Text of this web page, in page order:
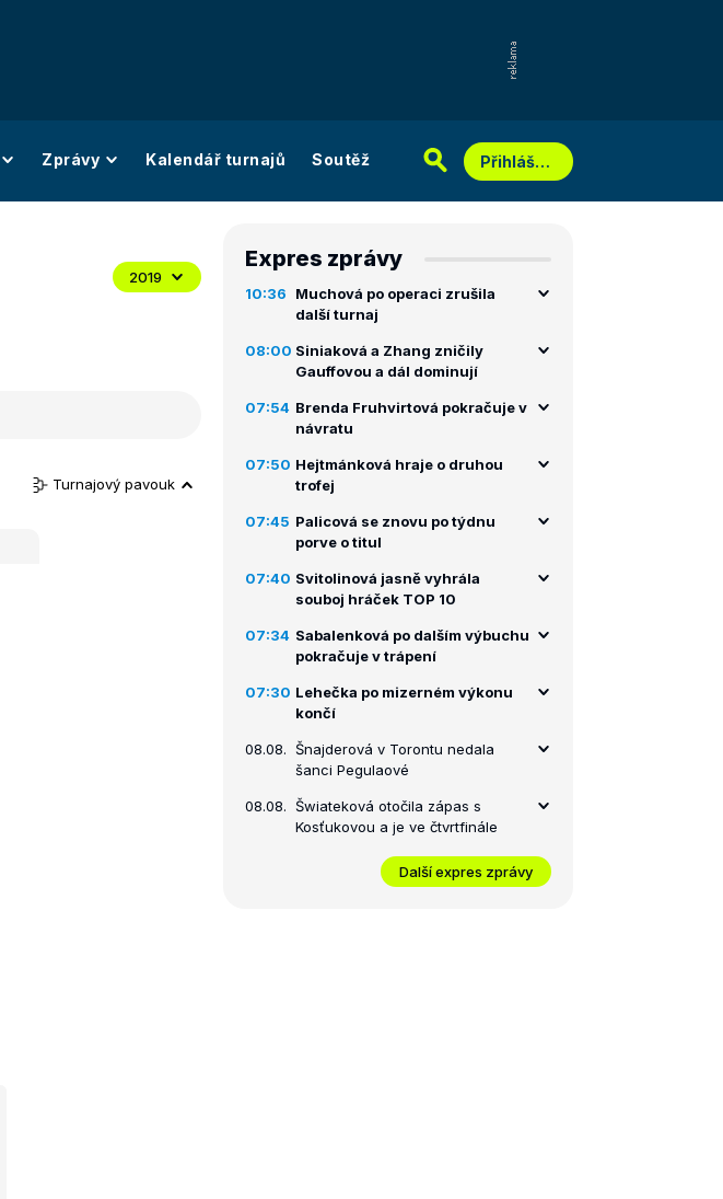
Zprávy Kalendář turnajů Soutěž Přihlášení
2019
Turnajový pavouk
Expres zprávy
10:36
Muchová po operaci zrušila
další turnaj
08:00 Siniaková a Zhang zničily
Gauffovou a dál dominují
07:54 Brenda Fruhvirtová pokračuje v
návratu
07:50 Hejtmánková hraje o druhou
trofej
07:45 Palicová se znovu po týdnu
porve o titul
07:40 Svitolinová jasně vyhrála
souboj hráček TOP 10
07:34 Sabalenková po dalším výbuchu
pokračuje v trápení
07:30 Lehečka po mizerném výkonu
končí
08.08. Šnajderová v Torontu nedala
šanci Pegulaové
08.08. Šwiateková otočila zápas s
Kosťukovou a je ve čtvrtfinále
Další expres zprávy